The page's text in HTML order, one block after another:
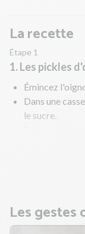
La recette
Étape 1
1. Les pickles
Émincez
Dans une
le sucre.
Les gestes